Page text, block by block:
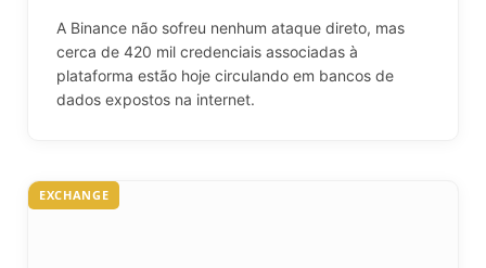
A Binance não sofreu nenhum ataque direto, mas
cerca de 420 mil credenciais associadas à
plataforma estão hoje circulando em bancos de
dados expostos na internet.
EXCHANGE